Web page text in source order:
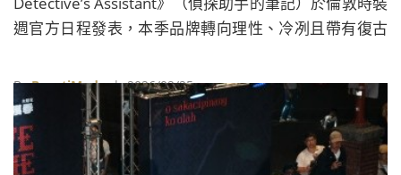
週官方日程發表，本季品牌轉向理性、冷冽且帶有復古
錄的調查現場。
ByBeautiMode| 2026/02/25